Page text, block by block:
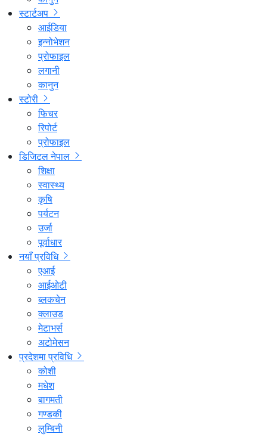
स्टार्टअप
आईडिया
इन्नोभेशन
प्रोफाइल
लगानी
कानुन
स्टोरी
फिचर
रिपोर्ट
प्रोफाइल
डिजिटल नेपाल
शिक्षा
स्वास्थ्य
कृषि
पर्यटन
उर्जा
पूर्वाधार
नयाँ प्रविधि
एआई
आईओटी
ब्लकचेन
क्लाउड
मेटाभर्स
अटोमेसन
प्रदेशमा प्रविधि
कोशी
मधेश
बागमती
गण्डकी
लुम्बिनी